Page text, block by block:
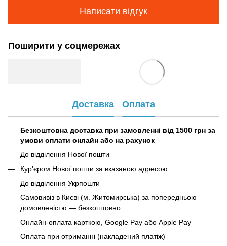
Написати відгук
Поширити у соцмережах
Доставка Оплата
Безкоштовна доставка при замовленні від 1500 грн за
умови оплати онлайн або на рахунок
До відділення Нової пошти
Кур'єром Нової пошти за вказаною адресою
До відділення Укрпошти
Самовивіз в Києві (м. Житомирська) за попередньою
домовленістю — безкоштовно
Онлайн-оплата карткою, Google Pay або Apple Pay
Оплата при отриманні (накладений платіж)